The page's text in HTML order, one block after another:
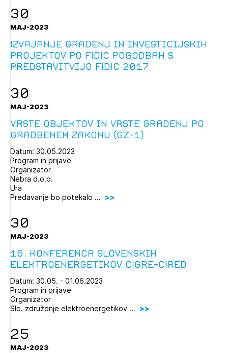
30
MAJ-2023
Izvajanje gradenj in investicijskih
projektov po FIDIC pogodbah s
predstavitvijo FIDIC 2017
30
MAJ-2023
Vrste objektov in vrste gradenj po
gradbenem zakonu (GZ-1)
Datum: 30.05.2023
Program in prijave
Organizator
Nebra d.o.o.
Ura
Predavanje bo potekalo ...
30
MAJ-2023
16. konferenca slovenskih
elektroenergetikov CIGRE-CIRED
Datum: 30.05. - 01.06.2023
Program in prijave
Organizator
Slo. združenje elektroenergetikov ...
25
MAJ-2023